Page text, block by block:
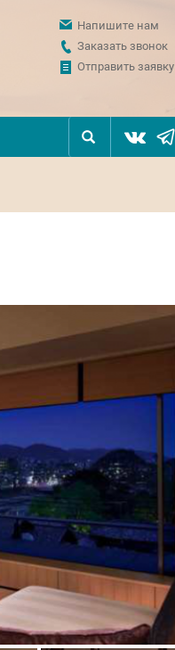
Напишите нам
Заказать звонок
Отправить заявку